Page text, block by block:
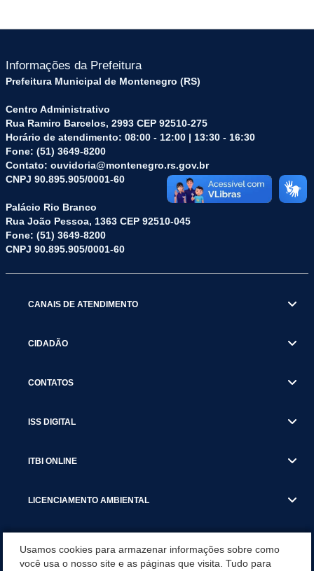
Informações da Prefeitura
Prefeitura Municipal de Montenegro (RS)
Centro Administrativo
Rua Ramiro Barcelos, 2993 CEP 92510-275
Horário de atendimento: 08:00 - 12:00 | 13:30 - 16:30
Fone: (51) 3649-8200
Contato: ouvidoria@montenegro.rs.gov.br
CNPJ 90.895.905/0001-60
Palácio Rio Branco
Rua João Pessoa, 1363 CEP 92510-045
Fone: (51) 3649-8200
CNPJ 90.895.905/0001-60
CANAIS DE ATENDIMENTO
CIDADÃO
CONTATOS
ISS DIGITAL
ITBI ONLINE
LICENCIAMENTO AMBIENTAL
Usamos cookies para armazenar informações sobre como
você usa o nosso site e as páginas que visita. Tudo para